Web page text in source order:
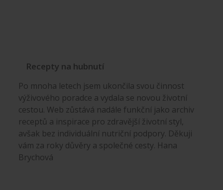
Recepty na hubnutí
Po mnoha letech jsem ukončila svou činnost
výživového poradce a vydala se novou životní
cestou. Web zůstává nadále funkční jako archiv
receptů a inspirace pro zdravější životní styl,
avšak bez individuální nutriční podpory. Děkuji
vám za roky důvěry a společné cesty. Hana
Brychová